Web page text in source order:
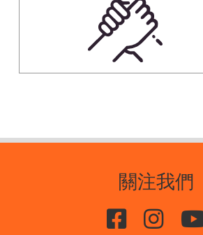
關注我們